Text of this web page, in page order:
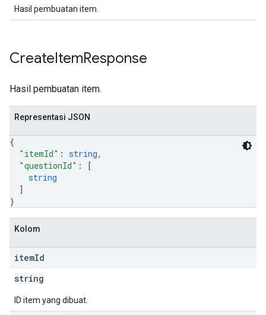
Hasil pembuatan item.
CreateItemResponse
Hasil pembuatan item.
Representasi JSON
{
"itemId" : string,
"questionId" :
[
string
]
}
Kolom
itemId
string
ID item yang dibuat.